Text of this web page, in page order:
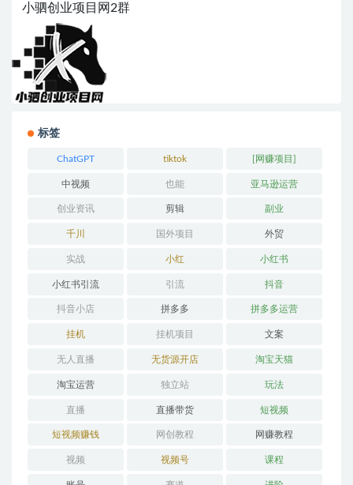
小驷创业项目网2群
标签
ChatGPT tiktok [网赚项目]
中视频 也能 亚马逊运营
创业资讯 剪辑 副业
千川 国外项目 外贸
实战 小红 小红书
小红书引流 引流 抖音
抖音小店 拼多多 拼多多运营
挂机 挂机项目 文案
无人直播 无货源开店 淘宝天猫
淘宝运营 独立站 玩法
直播 直播带货 短视频
短视频赚钱 网创教程 网赚教程
视频 视频号 课程